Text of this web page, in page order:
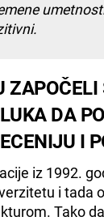
DA
I
iz 1992.
i tada
Tako